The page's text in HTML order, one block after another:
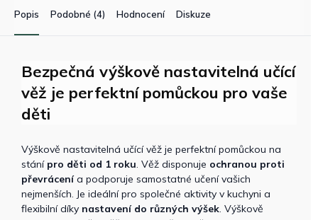
Popis Podobné (4) Hodnocení Diskuze
Bezpečná výškově nastavitelná učící
věž je perfektní pomůckou pro vaše
děti
Výškově nastavitelná učící věž je perfektní pomůckou na
stání pro děti od 1 roku. Věž disponuje ochranou proti
převrácenía podporuje samostatné učení vašich
nejmenších. Je ideální pro společné aktivity v kuchyni a
flexibilní díky nastavení do různých výšek. Výškově